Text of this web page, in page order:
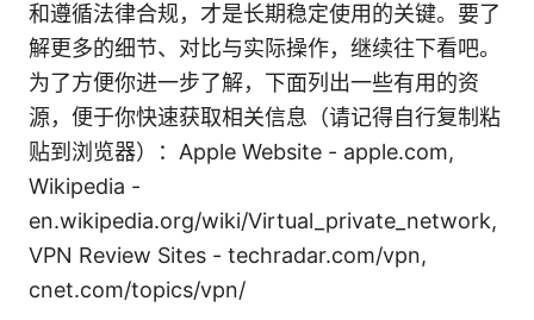
和遵循法律合规，才是长期稳定使用的关键。要了
解更多的细节、对比与实际操作，继续往下看吧。
为了方便你进一步了解，下面列出一些有用的资
源，便于你快速获取相关信息（请记得自行复制粘
贴到浏览器）：Apple Website - apple.com,
Wikipedia -
en.wikipedia.org/wiki/Virtual_private_network,
VPN Review Sites - techradar.com/vpn,
cnet.com/topics/vpn/